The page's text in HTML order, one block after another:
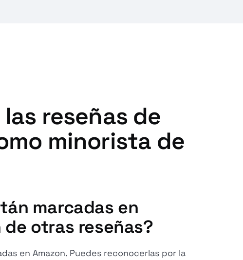
reseñas de
minorista de
marcadas en
otras reseñas?
en Amazon. Puedes reconocerlas por la